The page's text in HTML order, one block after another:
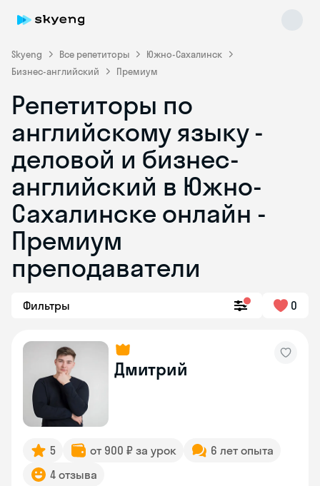
Skyeng Все репетиторы
Южно-Сахалинск
Бизнес-английский
Премиум
Репетиторы по
английскому языку -
деловой и бизнес-
английский в Южно-
Сахалинске онлайн -
Премиум
преподаватели
Фильтры 0
Дмитрий
5 от 900 ₽ за урок
6 лет опыта
4 отзыва
Skyeng Chat